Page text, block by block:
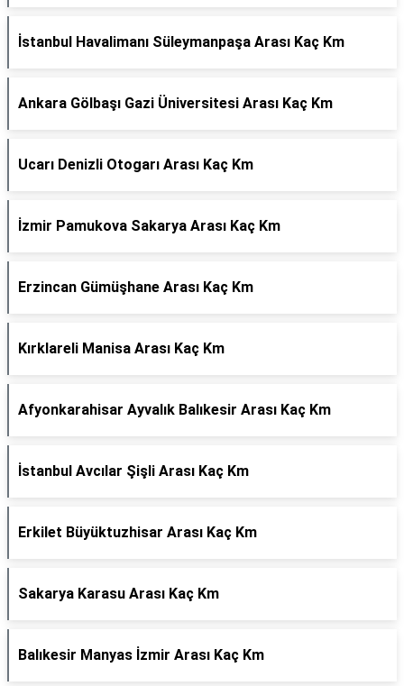
İstanbul Havalimanı Süleymanpaşa Arası Kaç Km
Ankara Gölbaşı Gazi Üniversitesi Arası Kaç Km
Ucarı Denizli Otogarı Arası Kaç Km
İzmir Pamukova Sakarya Arası Kaç Km
Erzincan Gümüşhane Arası Kaç Km
Kırklareli Manisa Arası Kaç Km
Afyonkarahisar Ayvalık Balıkesir Arası Kaç Km
İstanbul Avcılar Şişli Arası Kaç Km
Erkilet Büyüktuzhisar Arası Kaç Km
Sakarya Karasu Arası Kaç Km
Balıkesir Manyas İzmir Arası Kaç Km